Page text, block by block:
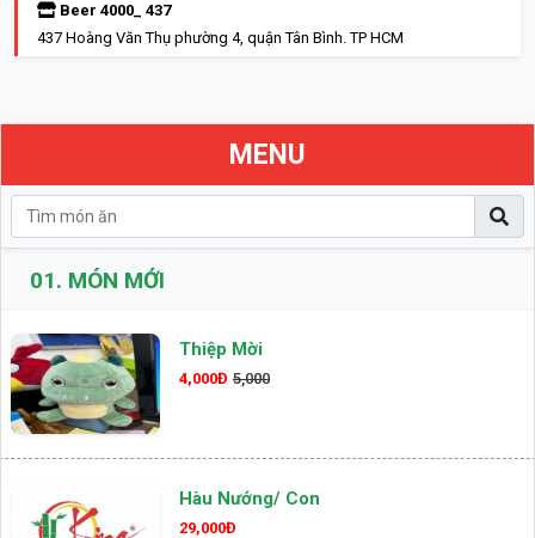
Beer 4000_ 437
437 Hoàng Văn Thụ phường 4, quận Tân Bình. TP HCM
MENU
01. MÓN MỚI
Thiệp Mời
4,000Đ 5,000
Hàu Nướng/ Con
29,000Đ